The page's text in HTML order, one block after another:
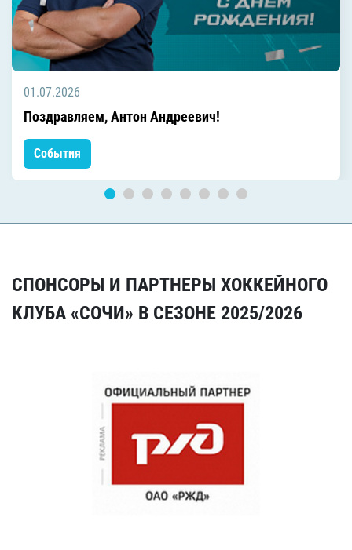
01.07.2026
Поздравляем, Антон Андреевич!
События
СПОНСОРЫ И ПАРТНЕРЫ ХОККЕЙНОГО
КЛУБА «СОЧИ» В СЕЗОНЕ 2025/2026